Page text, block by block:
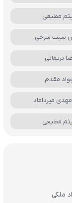
مطیعی
سیب سرخی
نریمانی
مقدم
میرداماد
مطیعی
ملکی